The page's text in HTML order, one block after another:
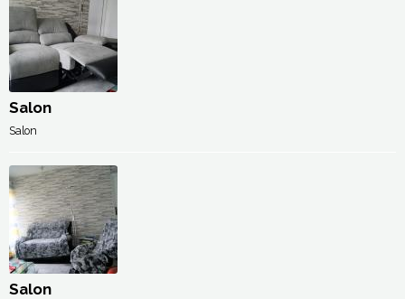
Salon
Salon
Salon